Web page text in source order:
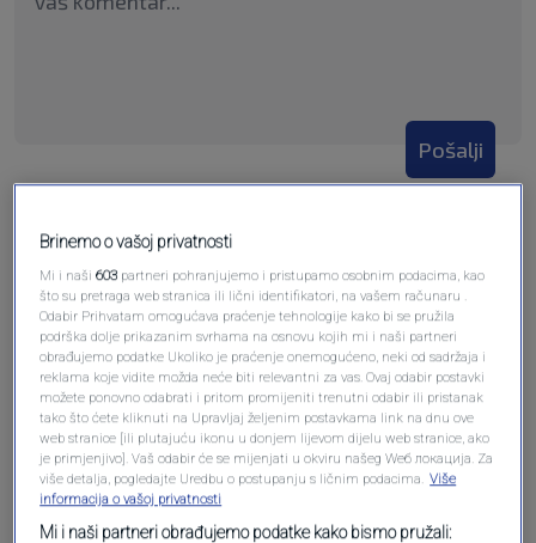
Pošalji
Pošalji komentar
Brinemo o vašoj privatnosti
Mi i naši603 partneri pohranjujemo i pristupamo osobnim podacima, kao
što su pretraga web stranica ili lični identifikatori, na vašem računaru .
Odabir Prihvatam omogućava praćenje tehnologije kako bi se pružila
podrška dolje prikazanim svrhama na osnovu kojih mi i naši partneri
obrađujemo podatke Ukoliko je praćenje onemogućeno, neki od sadržaja i
reklama koje vidite možda neće biti relevantni za vas. Ovaj odabir postavki
možete ponovno odabrati i pritom promijeniti trenutni odabir ili pristanak
tako što ćete kliknuti na Upravljaj željenim postavkama link na dnu ove
web stranice [ili plutajuću ikonu u donjem lijevom dijelu web stranice, ako
je primjenjivo]. Vaš odabir će se mijenjati u okviru našeg Wеб локација. Za
više detalja, pogledajte Uredbu o postupanju s ličnim podacima. Više
informacija o vašoj privatnosti
Mi i naši partneri obrađujemo podatke kako bismo pružali: